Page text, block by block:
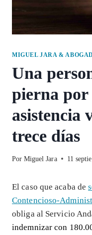
MIGUEL JARA &
Una
pierna por
asistencia
trece días
Por Miguel Jara 11
El caso que acaba de
Contencioso-
obliga al Servicio
indemnizar con